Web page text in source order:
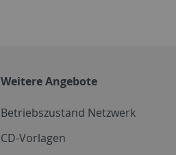
Weitere Angebote
Betriebszustand Netzwerk
CD-Vorlagen